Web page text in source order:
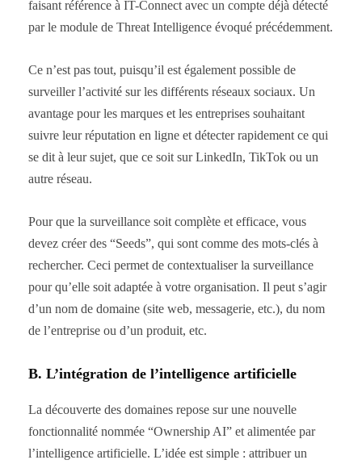
faisant référence à IT-Connect avec un compte déjà détecté
par le module de Threat Intelligence évoqué précédemment.
Ce n’est pas tout, puisqu’il est également possible de
surveiller l’activité sur les différents réseaux sociaux. Un
avantage pour les marques et les entreprises souhaitant
suivre leur réputation en ligne et détecter rapidement ce qui
se dit à leur sujet, que ce soit sur LinkedIn, TikTok ou un
autre réseau.
Pour que la surveillance soit complète et efficace, vous
devez créer des “Seeds”, qui sont comme des mots-clés à
rechercher. Ceci permet de contextualiser la surveillance
pour qu’elle soit adaptée à votre organisation. Il peut s’agir
d’un nom de domaine (site web, messagerie, etc.), du nom
de l’entreprise ou d’un produit, etc.
B. L’intégration de l’intelligence artificielle
La découverte des domaines repose sur une nouvelle
fonctionnalité nommée “Ownership AI” et alimentée par
l’intelligence artificielle. L’idée est simple : attribuer un